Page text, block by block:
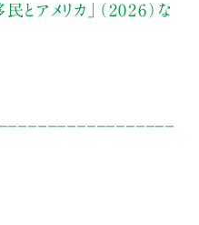
とアメリカ」（2026）な